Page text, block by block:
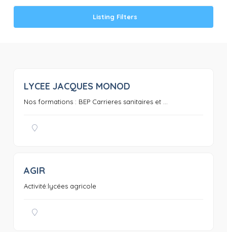
Listing Filters
LYCEE JACQUES MONOD
Nos formations : BEP Carrieres sanitaires et ...
AGIR
Activité:lycées agricole